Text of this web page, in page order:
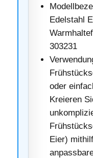
Edelstahl
303231
oder
Kreieren
Eier)